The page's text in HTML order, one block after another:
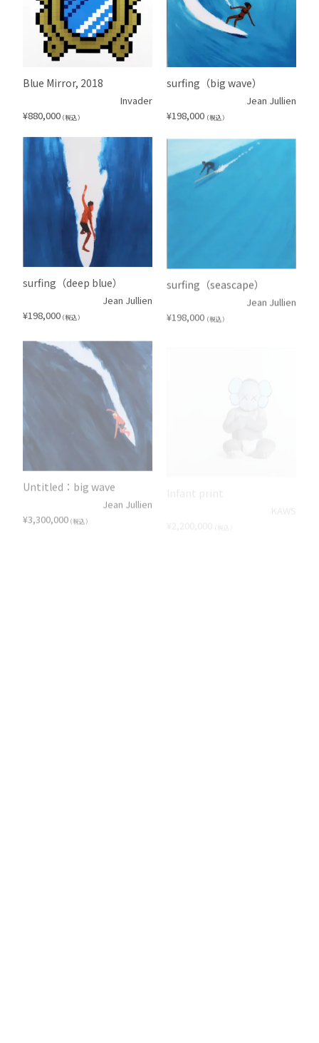
Blue Mirror, 2018
Invader
¥880,000 （税込）
surfing（big wave）
Jean Jullien
¥198,000 （税込）
surfing（deep blue）
Jean Jullien
¥198,000 （税込）
surfing（seascape）
Jean Jullien
¥198,000 （税込）
Untitled：big wave
Jean Jullien
3,300,000